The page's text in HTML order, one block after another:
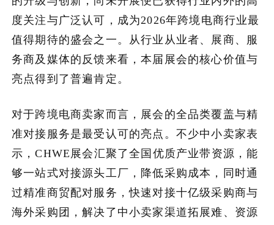
度关注与广泛认可，成为2026年跨境电商行业最
值得期待的盛会之一。从行业从业者、展商、服
务商及媒体的反馈来看，本届展会的核心价值与
亮点得到了普遍肯定。
对于跨境电商卖家而言，展会的全品类覆盖与精
准对接服务是最受认可的亮点。不少中小卖家表
示，CHWE展会汇聚了全国优质产业带资源，能
够一站式对接源头工厂，降低采购成本，同时通
过精准商贸配对服务，快速对接十亿级采购商与
海外采购团，解决了中小卖家渠道拓展难、资源